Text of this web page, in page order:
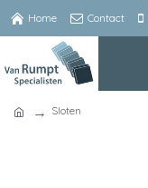
Home Contact
Sloten